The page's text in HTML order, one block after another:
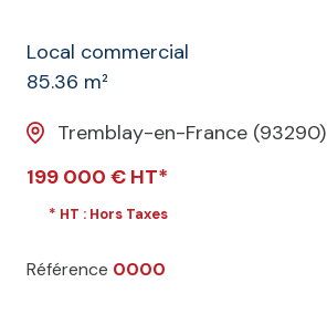
Local commercial
85.36 m²
Tremblay-en-France (93290)
199 000 € HT*
* HT : Hors Taxes
Référence 0000